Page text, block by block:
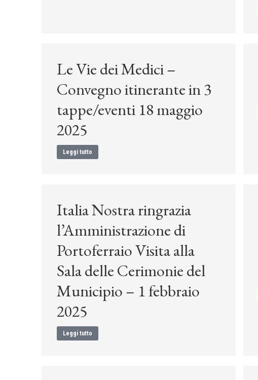
Le Vie dei Medici –
Convegno itinerante in 3
tappe/eventi 18 maggio
2025
Leggi tutto
Italia Nostra ringrazia
l’Amministrazione di
Portoferraio Visita alla
Sala delle Cerimonie del
Municipio – 1 febbraio
2025
Leggi tutto